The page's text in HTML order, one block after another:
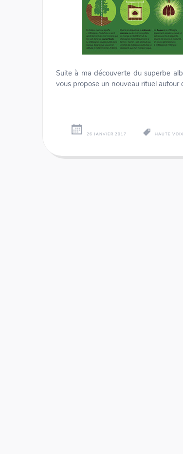
Suite à ma découverte du superbe
vous propose un nouveau rituel autour
26 JANVIER 2017 HAUTE VOIX